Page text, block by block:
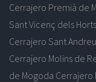
Cerrajero Premià de
Sant Vicenç dels Horts
Cerrajero Sant
Cerrajero Molins de
de Mogoda Cerrajero